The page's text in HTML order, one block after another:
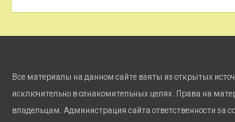
Все материалы на данном сайте взяты из открытых
исключительно в ознакомительных целях. Права на
владельцам. Администрация сайта ответственности за